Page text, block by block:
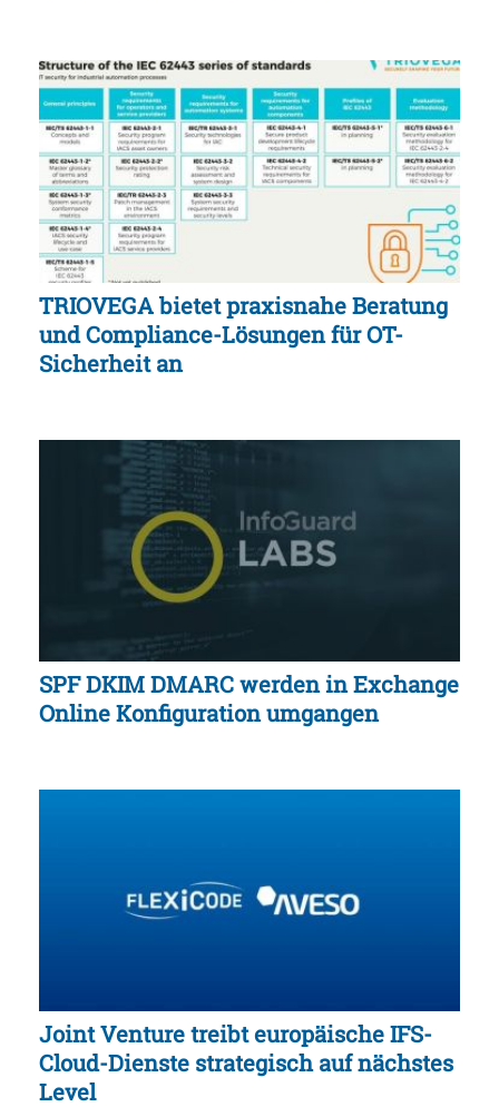
TRIOVEGA bietet praxisnahe Beratung
und Compliance-Lösungen für OT-
Sicherheit an
SPF DKIM DMARC werden in Exchange
Online Konfiguration umgangen
Joint Venture treibt europäische IFS-
Cloud-Dienste strategisch auf nächstes
Level